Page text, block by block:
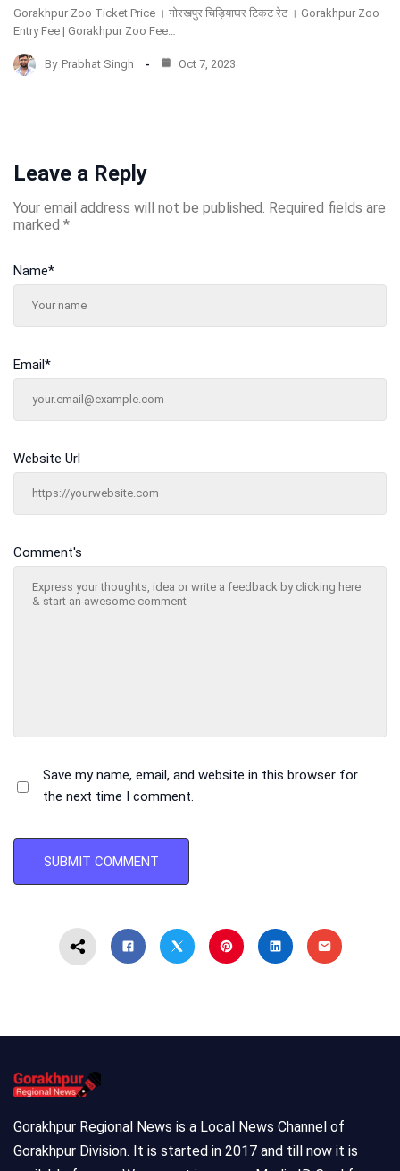
Gorakhpur Zoo Ticket Price । गोरखपुर चिड़ियाघर टिकट रेट । Gorakhpur Zoo
Entry Fee | Gorakhpur Zoo Fee…
By Prabhat Singh Oct 7, 2023
Leave a Reply
Your email address will not be published. Required fields are
marked *
Comment's
Name*
Email*
Website Url
Save my name, email, and website in this browser for
the next time I comment.
Gorakhpur Regional News is a Local News Channel of
Gorakhpur Division. It is started in 2017 and till now it is